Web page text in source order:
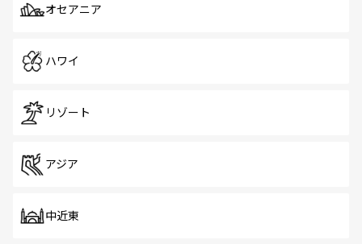
オセアニア
ハワイ
リゾート
アジア
中近東